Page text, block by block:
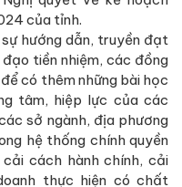
của tỉnh.
hướng dẫn, truyền đạt
tiền nhiệm, các đồng
có thêm những bài học
tâm, hiệp lực của các
sở ngành, địa phương
hệ thống chính quyền
cách hành chính, cải
thực hiện có chất